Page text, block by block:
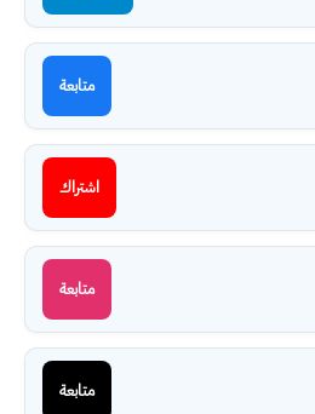
متابعة
اشتراك
متابعة
متابعة